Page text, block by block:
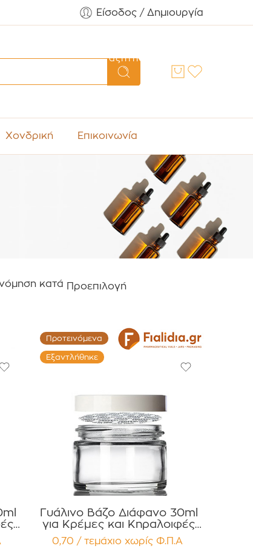
Είσοδος / Δημιουργία
Αναζήτηση
Χονδρική Επικοινωνία
κατά Προεπιλογή
Προτεινόμενα
Εξαντλήθηκε
Γυάλινο Βάζο Διάφανο 30ml
για Κρέμες και Κηραλοιφές
με λευκό Γυαλιστερό Καπάκι
Παρέμβυσμα Press Liner
0,70 / τεμάχιο χωρίς Φ.Π.Α